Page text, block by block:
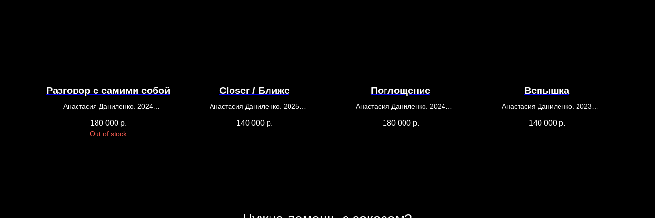
Разговор с самими собой
Анастасия Даниленко, 2024
Холст, масло
180 000 р.
Out of stock
Closer / Ближе
Анастасия Даниленко, 2025
70 х 60
140 000 р.
Поглощение
Анастасия Даниленко, 2024
Холст, масло
180 000 р.
Вспышка
Анастасия Даниленко, 2023
Холст, масло
140 000 р.